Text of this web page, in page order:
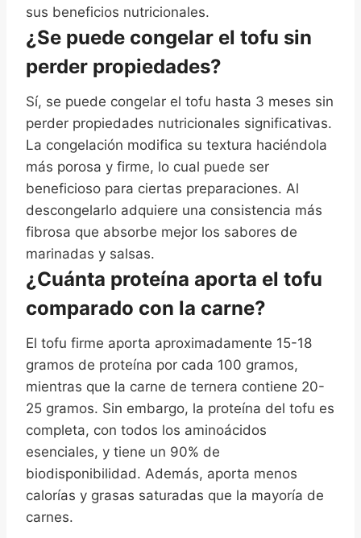
sus beneficios nutricionales.
¿Se puede congelar el tofu sin
perder propiedades?
Sí, se puede congelar el tofu hasta 3 meses sin
perder propiedades nutricionales significativas.
La congelación modifica su textura haciéndola
más porosa y firme, lo cual puede ser
beneficioso para ciertas preparaciones. Al
descongelarlo adquiere una consistencia más
fibrosa que absorbe mejor los sabores de
marinadas y salsas.
¿Cuánta proteína aporta el tofu
comparado con la carne?
El tofu firme aporta aproximadamente 15-18
gramos de proteína por cada 100 gramos,
mientras que la carne de ternera contiene 20-
25 gramos. Sin embargo, la proteína del tofu es
completa, con todos los aminoácidos
esenciales, y tiene un 90% de
biodisponibilidad. Además, aporta menos
calorías y grasas saturadas que la mayoría de
carnes.